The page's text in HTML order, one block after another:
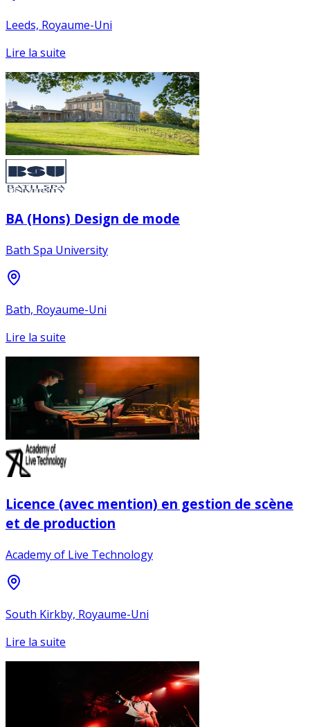
Leeds, Royaume-Uni
Lire la suite
BA (Hons) Design de mode
Bath Spa University
Bath, Royaume-Uni
Lire la suite
Licence (avec mention) en gestion de scène
et de production
Academy of Live Technology
South Kirkby, Royaume-Uni
Lire la suite